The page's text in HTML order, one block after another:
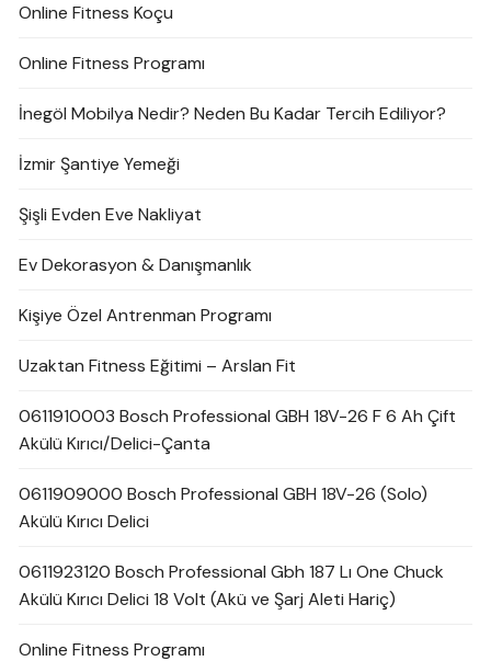
Online Fitness Koçu
Online Fitness Programı
İnegöl Mobilya Nedir? Neden Bu Kadar Tercih Ediliyor?
İzmir Şantiye Yemeği
Şişli Evden Eve Nakliyat
Ev Dekorasyon & Danışmanlık
Kişiye Özel Antrenman Programı
Uzaktan Fitness Eğitimi – Arslan Fit
0611910003 Bosch Professional GBH 18V-26 F 6 Ah Çift
Akülü Kırıcı/Delici-Çanta
0611909000 Bosch Professional GBH 18V-26 (Solo)
Akülü Kırıcı Delici
0611923120 Bosch Professional Gbh 187 Lı One Chuck
Akülü Kırıcı Delici 18 Volt (Akü ve Şarj Aleti Hariç)
Online Fitness Programı